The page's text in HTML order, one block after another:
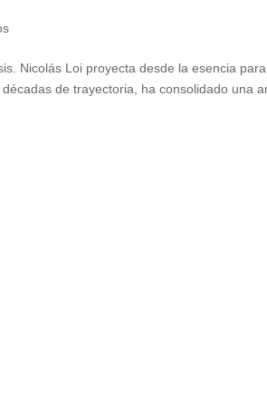
Nicolás Loi proyecta desde la esencia
de trayectoria, ha consolidado una